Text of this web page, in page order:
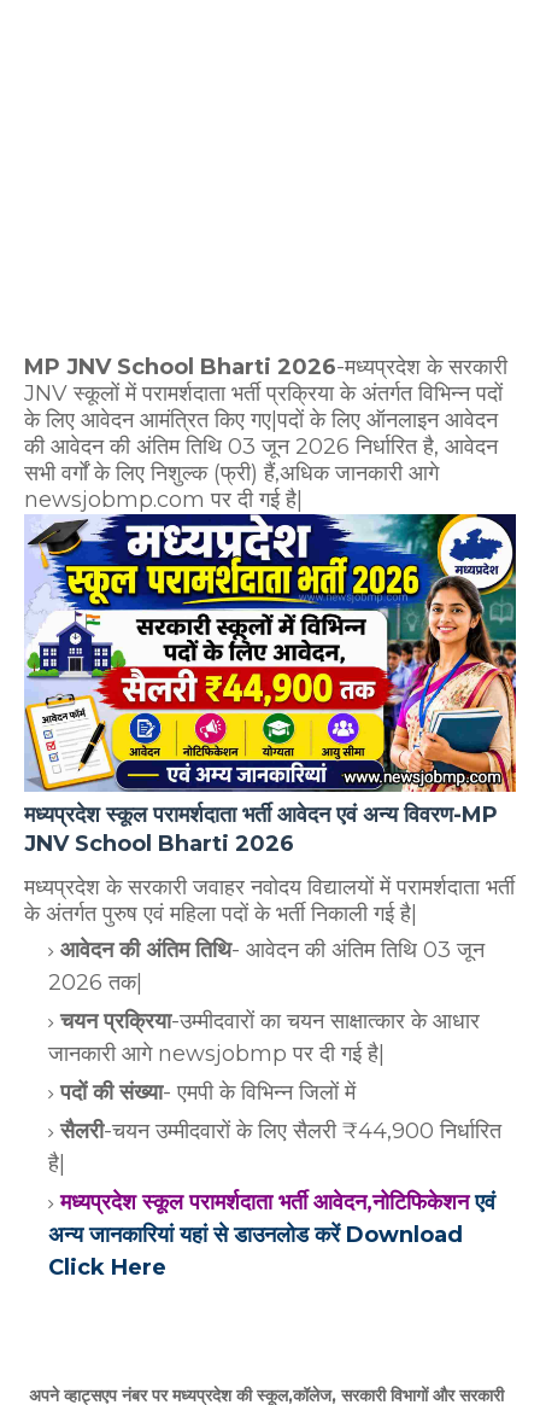
MP JNV School Bharti 2026-मध्यप्रदेश के सरकारी
JNV स्कूलों में परामर्शदाता भर्ती प्रक्रिया के अंतर्गत विभिन्न पदों
के लिए आवेदन आमंत्रित किए गए|पदों के लिए ऑनलाइन आवेदन
की आवेदन की अंतिम तिथि 03 जून 2026 निर्धारित है, आवेदन
सभी वर्गों के लिए निशुल्क (फ्री) हैं,अधिक जानकारी आगे
newsjobmp.com पर दी गई है|
मध्यप्रदेश स्कूल परामर्शदाता भर्ती आवेदन एवं अन्य विवरण-MP
JNV School Bharti 2026
मध्यप्रदेश के सरकारी जवाहर नवोदय विद्यालयों में परामर्शदाता भर्ती
के अंतर्गतपुरुष एवं महिला पदों के भर्ती निकाली गई है|
आवेदन की अंतिम तिथि- आवेदन की अंतिम तिथि 03 जून
2026 तक|
चयन प्रक्रिया-उम्मीदवारों का चयन साक्षात्कार के आधार
जानकारी आगे newsjobmp पर दी गई है|
पदों की संख्या- एमपी के विभिन्न जिलों में
सैलरी-चयन उम्मीदवारों के लिए सैलरी ₹44,900 निर्धारित
है|
मध्यप्रदेश स्कूल परामर्शदाता भर्ती आवेदन,नोटिफिकेशनएवं
अन्य जानकारियांयहां से डाउनलोड करें Download
Click Here
अपने व्हाट्सएप नंबर पर मध्यप्रदेश की स्कूल,कॉलेज, सरकारी विभागों और सरकारी